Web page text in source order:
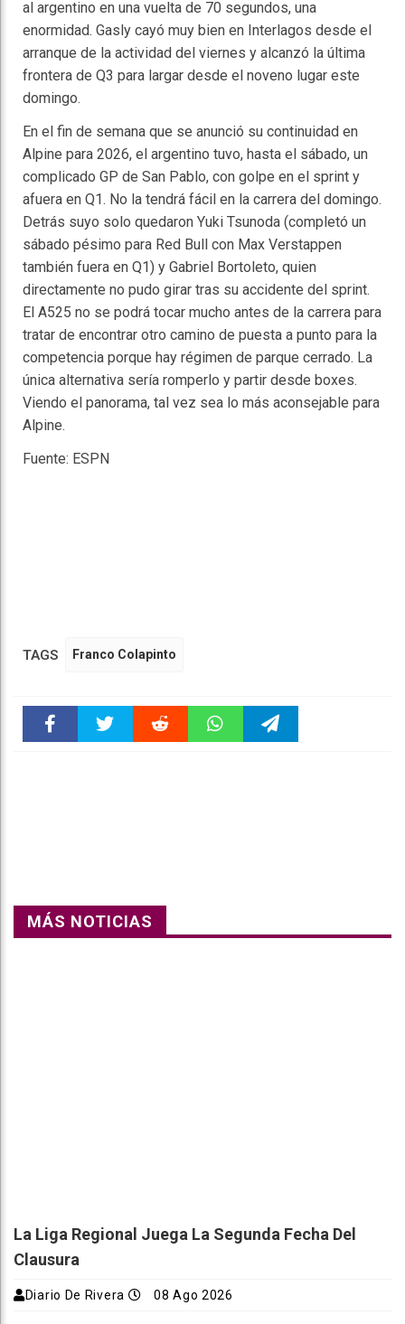
al argentino en una vuelta de 70 segundos, una
enormidad. Gasly cayó muy bien en Interlagos desde el
arranque de la actividad del viernes y alcanzó la última
frontera de Q3 para largar desde el noveno lugar este
domingo.
En el fin de semana que se anunció su continuidad en
Alpine para 2026, el argentino tuvo, hasta el sábado, un
complicado GP de San Pablo, con golpe en el sprint y
afuera en Q1. No la tendrá fácil en la carrera del domingo.
Detrás suyo solo quedaron Yuki Tsunoda (completó un
sábado pésimo para Red Bull con Max Verstappen
también fuera en Q1) y Gabriel Bortoleto, quien
directamente no pudo girar tras su accidente del sprint.
El A525 no se podrá tocar mucho antes de la carrera para
tratar de encontrar otro camino de puesta a punto para la
competencia porque hay régimen de parque cerrado. La
única alternativa sería romperlo y partir desde boxes.
Viendo el panorama, tal vez sea lo más aconsejable para
Alpine.
Fuente: ESPN
TAGS Franco Colapinto
MÁS NOTICIAS
La Liga Regional Juega La Segunda Fecha Del
Clausura
Diario De Rivera 08 Ago 2026